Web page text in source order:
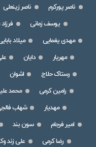
ناصر پورکرم
ناصر زینعلی
یوسف زمانی
مهدی یغمایی
میلاد
مهریار
دایان
رستاک حلاج
اشوان
رامین کرمی
محمد
مهدیار
شهاب
امیر فرجام
سون بند
رضا کرمی
علی زند